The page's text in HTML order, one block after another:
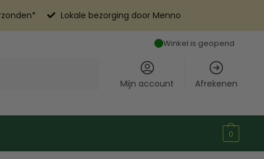
Lokale bezorging door Menno
Winkel is geopend
Mijn account Afrekenen
0